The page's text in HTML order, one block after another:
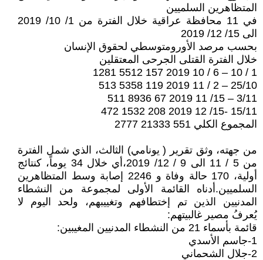
المتظاهرين السلميين
في 11 محافظة عراقية خلال الفترة من 1/ 10/ 2019
الى 15/ 12/ 2019
بحسب مرصد الأورومتوسطي لحقوق الإنسان
خلال الفترة القتلى الجرحى المعتقلين
1 / 10 – 6 / 10 2019 157 5512 1281
25/10 – 2 / 11 2019 119 5358 513
3/11 – 15/ 11 2019 67 8936 511
15/11 -15/ 12 2019 208 1532 472
المجموع الكلي 551 21333 2777
من جهته، وثق تقرير ( يونامي) الثالث، الذي شمل الفترة
من 5 / 11 الى 9 / 12/ 2019،أي خلال 34 يوماً، كنتائج
أولية، 170 حالة وفاة و 2246 إصابة وسط المتظاهرين
السلميين.أدناه القائمة الأولى لمجموعة من النشطاء
المدنيين الذين تم إختطافهم وتغييبهم، ولحد اليوم لا
يُعرفُ مصير غالبيتهم:
قائمة بأسماء 21 من النشطاء المدنيين المغيبين:
1-جاسم الأسدي
2-جلال الشحماني